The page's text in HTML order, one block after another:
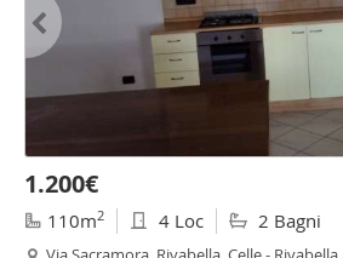
1.200€
110m2 4 Loc 2 Bagni